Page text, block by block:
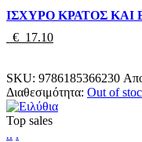
ΙΣΧΥΡΟ ΚΡΑΤΟΣ
€ 17.10
SKU: 9786185366230
Διαθεσιμότητα: Out of
Top sales
.. .